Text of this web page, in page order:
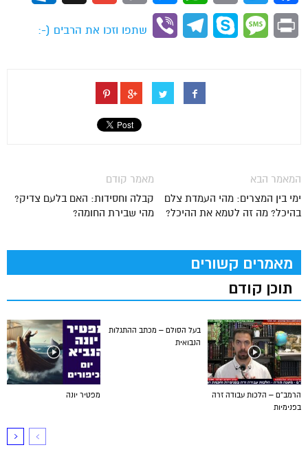
Print
Message
Skype
Telegram
Viber
שתפו וזכו את הרבים (-:
מאמר קודם
קבלה וחסידות: האם בלעם צדיק?
מהי שבירת החומה?
המאמר הבא
ימי בין המצרים: מהי העמדת צלם
בהיכל? מה זה לטמא את ההיכל?
מאמרים קשורים
תוכן קודם
מפטיר יונה
בעל הסולם – מכתב ההתגלות
הנבואית
הרמב”ם – הלכות עבודה זרה
בפנימיות